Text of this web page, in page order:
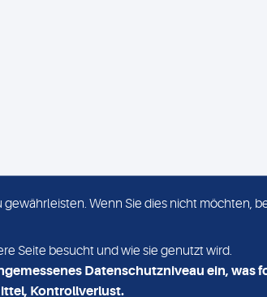
MVZ
Nord MLN
Wenn Sie dies nicht möchten,
Seite besucht und wie sie genutzt wird.
Datenschutzniveau ein, was
Kontrollverlust.